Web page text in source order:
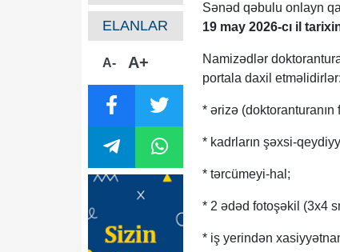
ELANLAR
A- A+
Sənəd qəbulu onlayn
19 may 2026-cı il
Namizədlər
portala daxil etməlidirlər:
* ərizə
* kadrların şəxsi-
* tərcümeyi-hal;
* 2 ədəd fotoşəkil (3x4
* iş yerindən